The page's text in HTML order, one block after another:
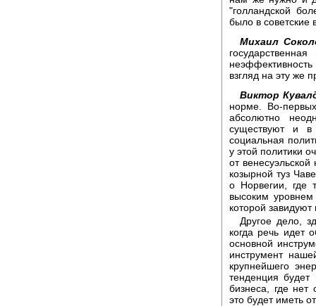
"голландской
было в советские
Михаил
взгляд на эту же
Виктор
норме. Во-
абсолютно
существуют и в
социальная
у этой политики
от
козырной туз
о Норвегии, где
высоким
которой
Другое дело,
когда речь идет
основной
инструмент
крупнейшего
тенденция
бизнеса, где нет
это будет иметь